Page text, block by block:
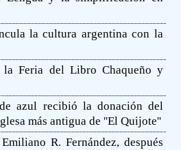
la cultura argentina con la
la Feria del Libro Chaqueño y
azul recibió la donación del
más antigua de ''El Quijote''
R. Fernández, después